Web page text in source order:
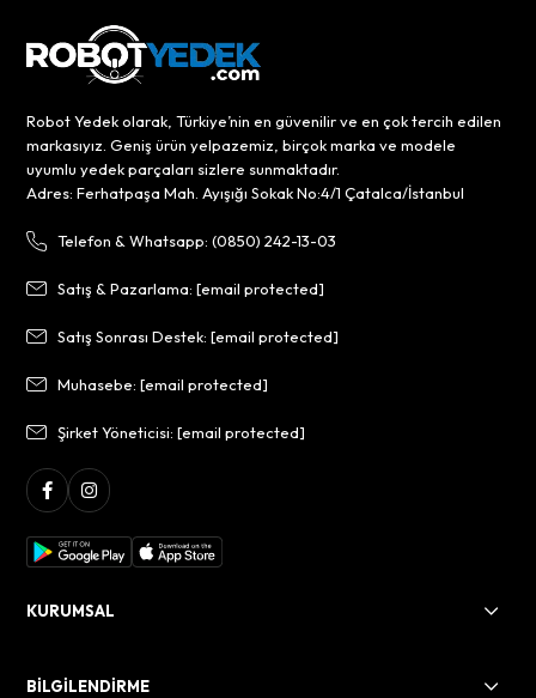
Robot Yedek olarak, Türkiye’nin en güvenilir ve en çok tercih edilen
markasıyız. Geniş ürün yelpazemiz, birçok marka ve modele
uyumlu yedek parçaları sizlere sunmaktadır.
Adres: Ferhatpaşa Mah. Ayışığı Sokak No:4/1 Çatalca/İstanbul
Telefon & Whatsapp: (0850) 242-13-03
Satış & Pazarlama:[email protected]
Satış Sonrası Destek:[email protected]
Muhasebe:[email protected]
Şirket Yöneticisi:[email protected]
KURUMSAL
BİLGİLENDİRME